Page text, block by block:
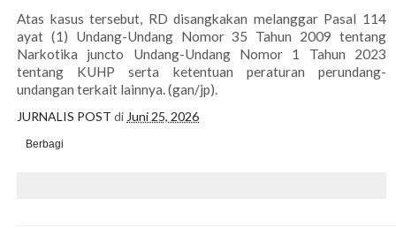
Atas kasus tersebut, RD disangkakan melanggar Pasal 114
ayat (1) Undang-Undang Nomor 35 Tahun 2009 tentang
Narkotika juncto Undang-Undang Nomor 1 Tahun 2023
tentang KUHP serta ketentuan peraturan perundang-
undangan terkait lainnya. (gan/jp).
JURNALIS POST di Juni 25, 2026
Berbagi